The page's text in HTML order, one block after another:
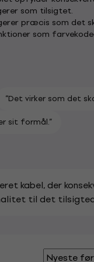
som tilsigtet.
præcis som det
som
“Det virker som det
sit formål.”
kabel, der
til det